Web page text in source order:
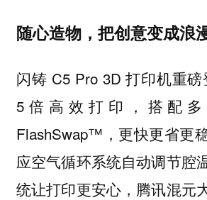
随心造物，把创意变成浪
闪铸 C5 Pro 3D 打印机重
5倍高效打印，搭配
FlashSwap™，更快更省更
应空气循环系统自动调节腔
统让打印更安心，腾讯混元